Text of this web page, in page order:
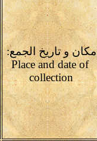
مكان و تاريخ الجمع:
Place and date of
collection